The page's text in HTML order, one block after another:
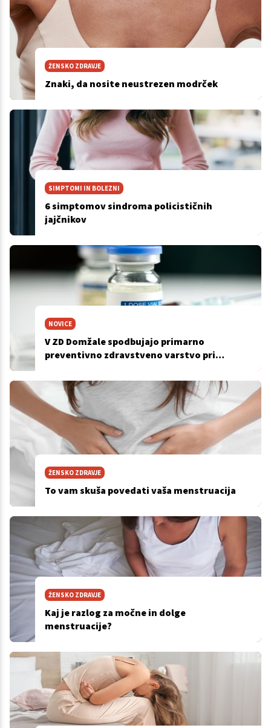
ŽENSKO ZDRAVJE
Znaki, da nosite neustrezen modrček
SIMPTOMI IN BOLEZNI
6 simptomov sindroma policističnih
jajčnikov
NOVICE
V ZD Domžale spodbujajo primarno
preventivno zdravstveno varstvo pri
ŽENSKO ZDRAVJE
To vam skuša povedati vaša menstruacija
ŽENSKO ZDRAVJE
Kaj je razlog za močne in dolge
menstruacije?